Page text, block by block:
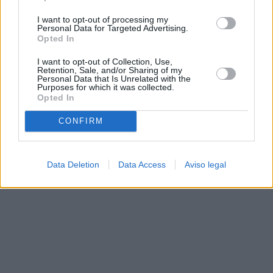
I want to opt-out of processing my
Personal Data for Targeted Advertising.
Opted In
I want to opt-out of Collection, Use,
Retention, Sale, and/or Sharing of my
Personal Data that Is Unrelated with the
Purposes for which it was collected.
Opted In
CONFIRM
Data Deletion Data Access Aviso legal